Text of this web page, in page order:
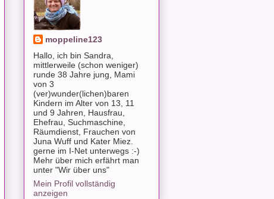
moppeline123
Hallo, ich bin Sandra,
mittlerweile (schon weniger)
runde 38 Jahre jung, Mami
von 3
(ver)wunder(lichen)baren
Kindern im Alter von 13, 11
und 9 Jahren, Hausfrau,
Ehefrau, Suchmaschine,
Räumdienst, Frauchen von
Juna Wuff und Kater Miez.
gerne im I-Net unterwegs :-)
Mehr über mich erfährt man
unter "Wir über uns"
Mein Profil vollständig
anzeigen